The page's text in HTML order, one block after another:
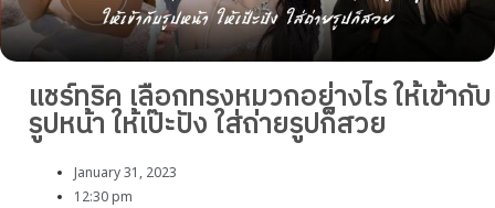
แชร์ทริค เลือกทรงหมวกอย่างไร ให้เข้ากับ
รูปหน้า ให้เป๊ะปัง ใส่ถ่ายรูปก็สวย
January 31, 2023
12:30 pm